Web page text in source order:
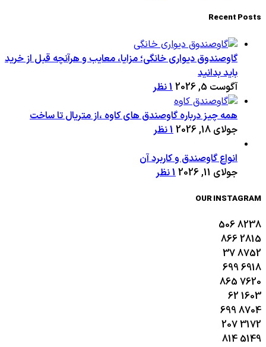
Recent Posts
گاوصندوق دیواری خانگی؛ مزایا، معایب و هرآنچه قبل از خرید
باید بدانید
آگوست 5, 2026
1 نظر
همه چیز درباره گاوصندق های کاوه ،از متریال تا ساخت
جولای 18, 2026
1 نظر
انواع گاوصندق و کاربرد آن
جولای 11, 2026
1 نظر
OUR INSTAGRAM
8238
506
2815
866
8752
37
6918
699
7620
865
1603
62
8704
699
3172
207
5149
814